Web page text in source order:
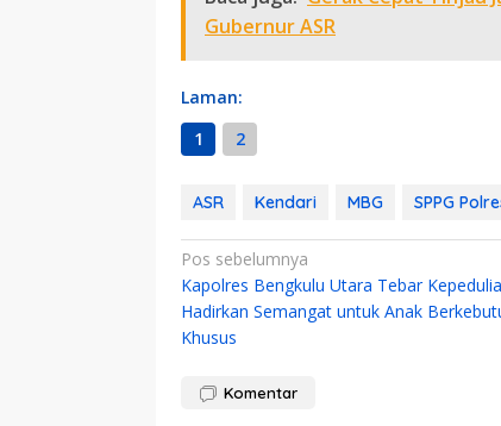
Gubernur ASR
Laman:
1
2
ASR Kendari MBG SPPG
Navigasi
pos
Pos sebelumnya
Kapolres Bengkulu Utara Tebar
Hadirkan Semangat untuk Anak
Khusus
Komentar